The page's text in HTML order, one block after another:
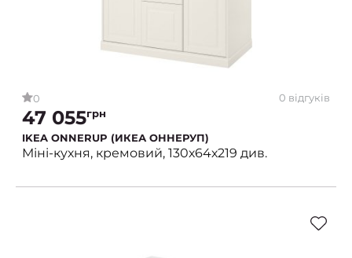
0 0 відгуків
47 055грн
IKEA ONNERUP (ИКЕА ОННЕРУП)
Міні-кухня, кремовий, 130х64х219 див.